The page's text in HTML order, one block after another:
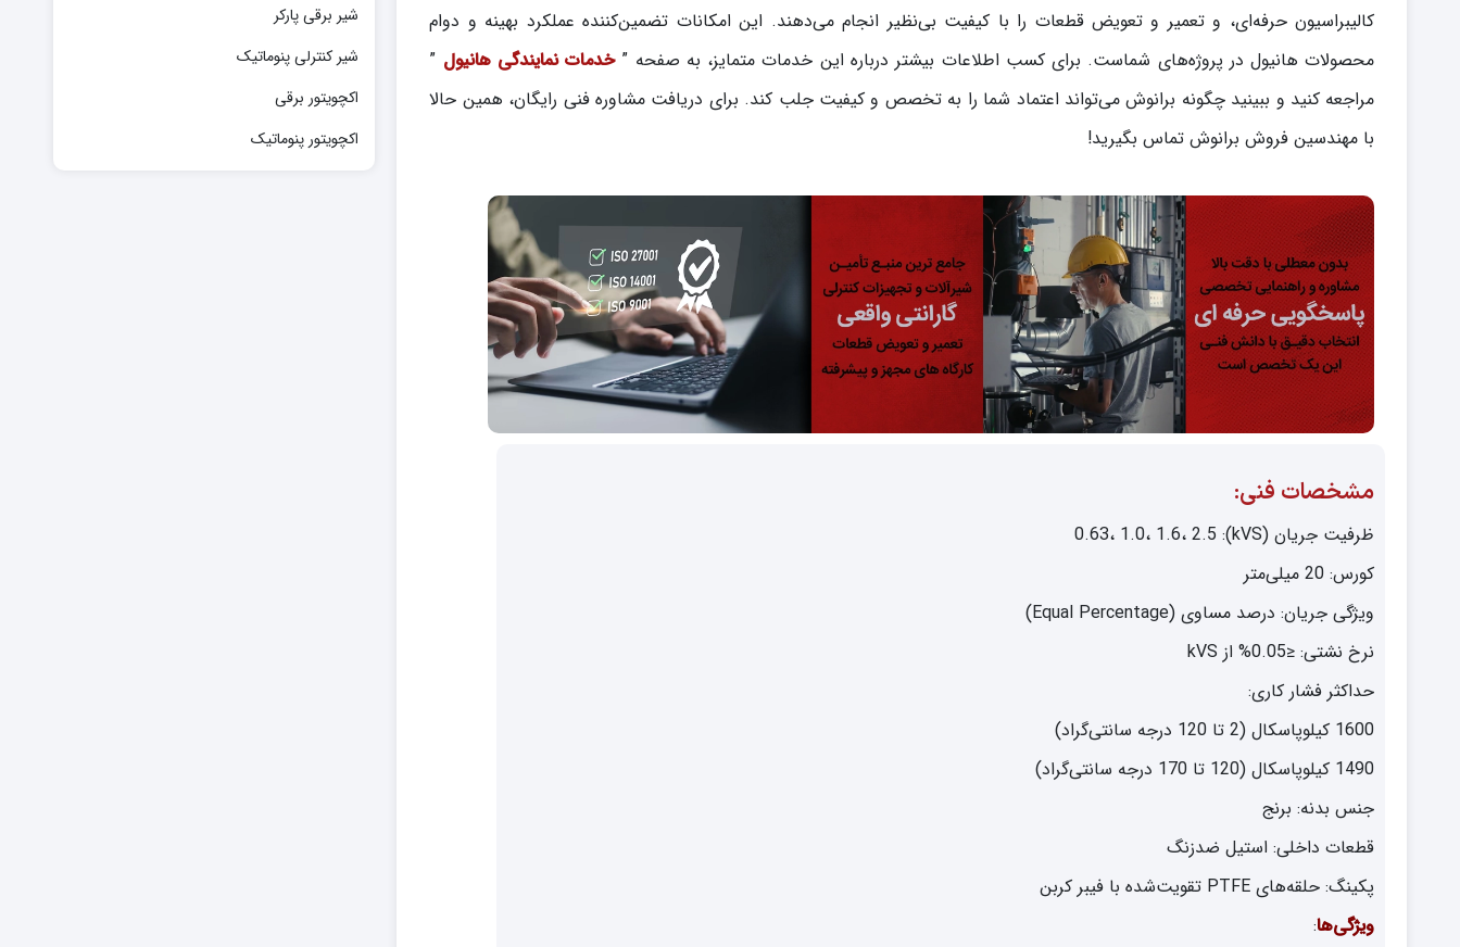
کالیبراسیون حرفه‌ای، و تعمیر و تعویض قطعات را با کیفیت بی‌نظیر انجام می‌دهند. این امکانات تضمین‌کننده عملکرد بهینه و دوام
محصولات هانیول در پروژه‌های شماست. برای کسب اطلاعات بیشتر درباره این خدمات متمایز، به صفحه ”خدمات نمایندگی هانیول ”
مراجعه کنید و ببینید چگونه برانوش می‌تواند اعتماد شما را به تخصص و کیفیت جلب کند. برای دریافت مشاوره فنی رایگان، همین حالا
با مهندسین فروش برانوش تماس بگیرید!
مشخصات فنی:
ظرفیت جریان (kVS): 0.63، 1.0، 1.6، 2.5
کورس: 20 میلی‌متر
ویژگی جریان: درصد مساوی (Equal Percentage)
نرخ نشتی: ≤0.05% از kVS
حداکثر فشار کاری:
1600 کیلوپاسکال (2 تا 120 درجه سانتی‌گراد)
1490 کیلوپاسکال (120 تا 170 درجه سانتی‌گراد)
جنس بدنه: برنج
قطعات داخلی: استیل ضدزنگ
پکینگ: حلقه‌های PTFE تقویت‌شده با فیبر کربن
ویژگی‌ها:
شیر برقی پارکر
شیر کنترلی پنوماتیک
اکچویتور برقی
اکچویتور پنوماتیک